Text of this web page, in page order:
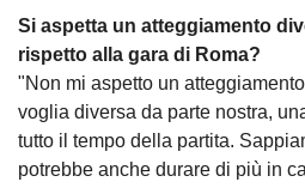
Si aspetta un atteggiamento
rispetto alla gara di Roma?
"Non mi aspetto un
voglia diversa da parte nostra,
tutto il tempo della partita.
potrebbe anche durare di più in